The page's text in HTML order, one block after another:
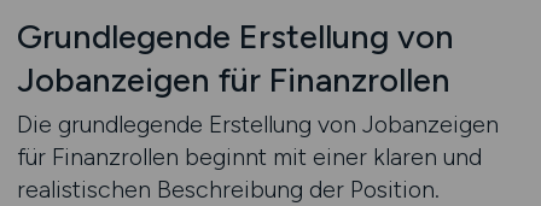
Grundlegende Erstellung von
Jobanzeigen für Finanzrollen
Die grundlegende Erstellung von Jobanzeigen
für Finanzrollen beginnt mit einer klaren und
realistischen Beschreibung der Position.